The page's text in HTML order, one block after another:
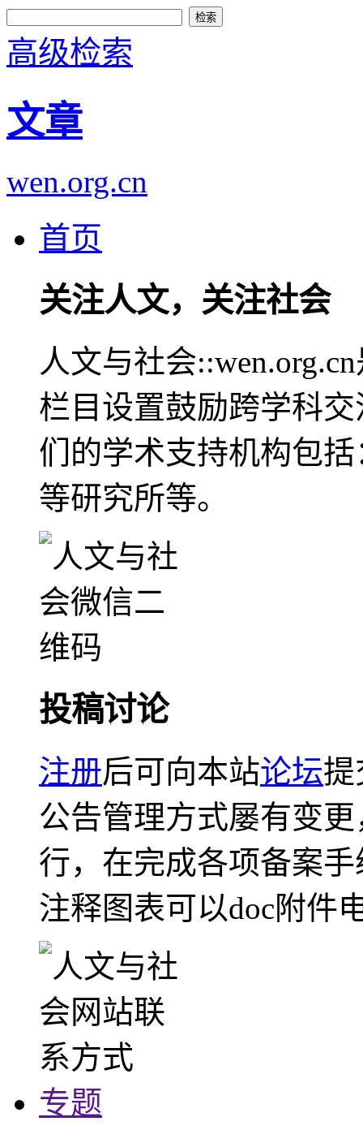
高级检索
文章
wen.org.cn
首页
关注人文，关注社会
人文与社会
栏目设置鼓励跨学科
们的学术支持机构包
等研究所等。
投稿讨论
注册后可向本站论坛提
公告管理方式屡有变
行，在完成各项备案
注释图表可以doc附件
专题